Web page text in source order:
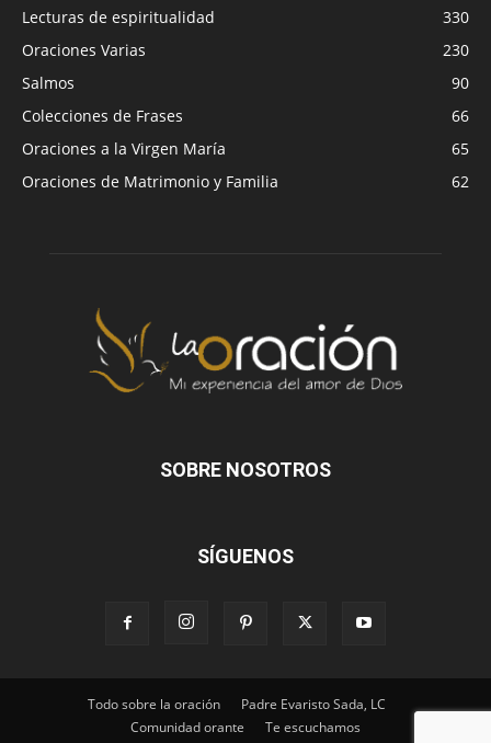
Lecturas de espiritualidad
330
Oraciones Varias
230
Salmos
90
Colecciones de Frases
66
Oraciones a la Virgen María
65
Oraciones de Matrimonio y Familia
62
SOBRE NOSOTROS
SÍGUENOS
Todo sobre la oración
Padre Evaristo Sada, LC
Comunidad orante
Te escuchamos